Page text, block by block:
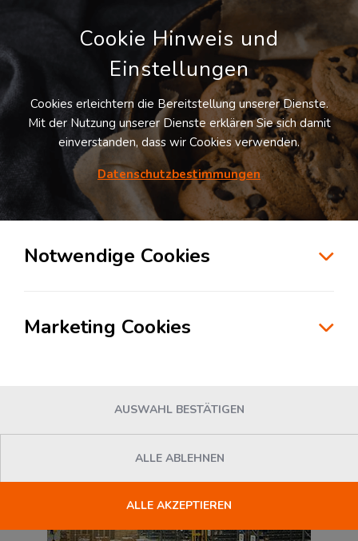
Möchten Sie diesen Suchauftrag
speichern und automatisch über neue
Standorte informiert werden?
Services in der Branche Industrial in
Cookie Hinweis und
Einstellungen
Cookies erleichtern die Bereitstellung unserer Dienste.
Mit der Nutzung unserer Dienste erklären Sie sich damit
einverstanden, dass wir Cookies verwenden.
Datenschutzbestimmungen
Notwendige Cookies
Marketing Cookies
AUSWAHL BESTÄTIGEN
ALLE ABLEHNEN
ALLE AKZEPTIEREN